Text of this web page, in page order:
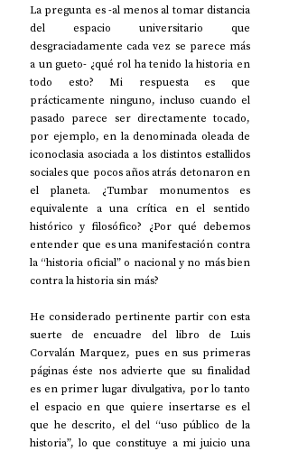
La pregunta es -al menos al tomar distancia
del espacio universitario que
desgraciadamente cada vez se parece más
a un gueto- ¿qué rol ha tenido la historia en
todo esto? Mi respuesta es que
prácticamente ninguno, incluso cuando el
pasado parece ser directamente tocado,
por ejemplo, en la denominada oleada de
iconoclasia asociada a los distintos estallidos
sociales que pocos años atrás detonaron en
el planeta. ¿Tumbar monumentos es
equivalente a una crítica en el sentido
histórico y filosófico? ¿Por qué debemos
entender que es una manifestación contra
la “historia oficial” o nacional y no más bien
contra la historia sin más?
He considerado pertinente partir con esta
suerte de encuadre del libro de Luis
Corvalán Marquez, pues en sus primeras
páginas éste nos advierte que su finalidad
es en primer lugar divulgativa, por lo tanto
el espacio en que quiere insertarse es el
que he descrito, el del “uso público de la
historia”, lo que constituye a mi juicio una